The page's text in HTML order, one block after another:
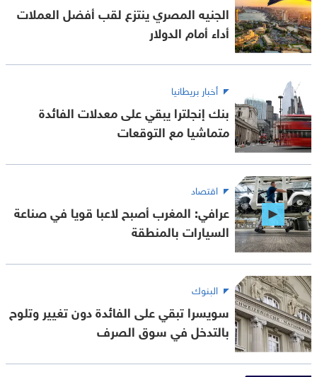
الجنيه المصري ينتزع لقب أفضل العملات
أداء أمام الدولار
أخبار بريطانيا
بنك إنجلترا يبقي على معدلات الفائدة
متماشيا مع التوقعات
اقتصاد
عرافي: المغرب أصبح لاعبا قويا في صناعة
السيارات بالمنطقة
البنوك
سويسرا تبقي على الفائدة دون تغيير وتلوح
بالتدخل في سوق الصرف